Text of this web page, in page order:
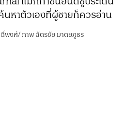
หาตัวเองที่ผู้ชายก็ควรอ่าน
พงศ์/ภาพฉัตรชัย มาตยภูธร